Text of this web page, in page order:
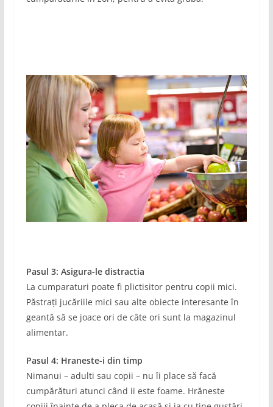
Pasul 3: Asigura-le distractia
La cumparaturi poate fi plictisitor pentru copii mici.
Păstrați jucăriile mici sau alte obiecte interesante în
geantă să se joace ori de câte ori sunt la magazinul
alimentar.
Pasul 4: Hraneste-i din timp
Nimanui – adulti sau copii – nu îi place să facă
cumpărături atunci când ii este foame. Hrăneste